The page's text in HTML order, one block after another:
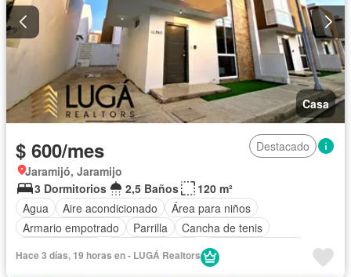
Casa
$ 600/mes
Destacado
Jaramijó, Jaramijo
3 Dormitorios
2,5 Baños
120 m²
Agua
Aire acondicionado
Área para niños
Armario empotrado
Parrilla
Cancha de tenis
Cocina equipada
Cuarto de servicio
Gimnasio
Hace 3 días, 19 horas en - LUGÁ Realtors